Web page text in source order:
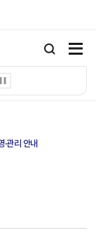
·관리 안내